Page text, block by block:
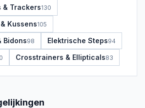
& Trackers130
Kussens105
Bidons98 Elektrische Steps94
Crosstrainers & Ellipticals83